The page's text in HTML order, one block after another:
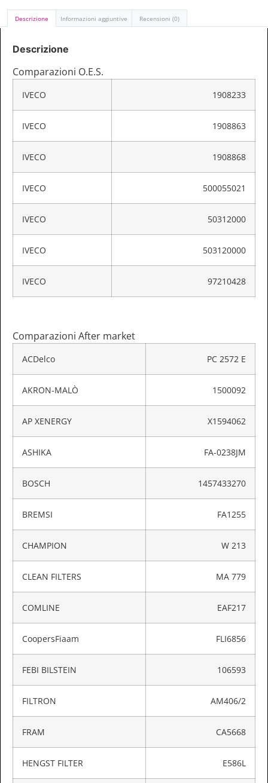
Descrizione Informazioni aggiuntive Recensioni (0)
Descrizione
Comparazioni O.E.S.
IVECO 1908233
IVECO 1908863
IVECO 1908868
IVECO 500055021
IVECO 50312000
IVECO 503120000
IVECO 97210428
Comparazioni After market
ACDelco PC 2572 E
AKRON-MALÒ 1500092
AP XENERGY X1594062
ASHIKA FA-0238JM
BOSCH 1457433270
BREMSI FA1255
CHAMPION W 213
CLEAN FILTERS MA 779
COMLINE EAF217
CoopersFiaam FLI6856
FEBI BILSTEIN 106593
FILTRON AM406/2
FRAM CA5668
HENGST FILTER E586L